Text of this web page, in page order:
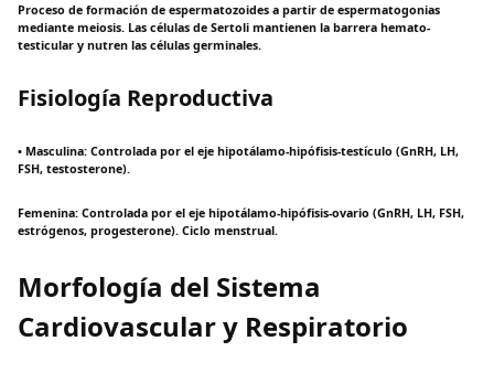
Proceso de formación de espermatozoides a partir de espermatogonias
mediante meiosis. Las células de Sertoli mantienen la barrera hemato-
testicular y nutren las células germinales.
Fisiología Reproductiva
• Masculina: Controlada por el eje hipotálamo-hipófisis-testículo (GnRH, LH,
FSH, testosterone).
Femenina: Controlada por el eje hipotálamo-hipófisis-ovario (GnRH, LH, FSH,
estrógenos, progesterone). Ciclo menstrual.
Morfología del Sistema
Cardiovascular y Respiratorio